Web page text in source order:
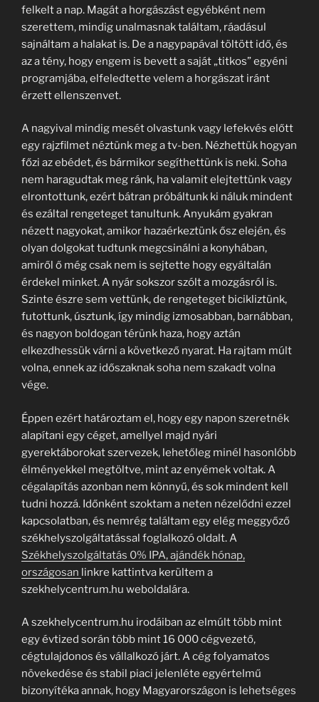
felkelt a nap. Magát a horgászást egyébként nem
szerettem, mindig unalmasnak találtam, ráadásul
sajnáltam a halakat is. De a nagypapával töltött idő, és
az a tény, hogy engem is bevett a saját „titkos” egyéni
programjába, elfeledtette velem a horgászat iránt
érzett ellenszenvet.
A nagyival mindig mesét olvastunk vagy lefekvés előtt
egy rajzfilmet néztünk meg a tv-ben. Nézhettük hogyan
főzi az ebédet, és bármikor segíthettünk is neki. Soha
nem haragudtak meg ránk, ha valamit elejtettünk vagy
elrontottunk, ezért bátran próbáltunk ki náluk mindent
és ezáltal rengeteget tanultunk. Anyukám gyakran
nézett nagyokat, amikor hazaérkeztünk ősz elején, és
olyan dolgokat tudtunk megcsinálni a konyhában,
amiről ő még csak nem is sejtette hogy egyáltalán
érdekel minket. A nyár sokszor szólt a mozgásról is.
Szinte észre sem vettünk, de rengeteget bicikliztünk,
futottunk, úsztunk, így mindig izmosabban, barnábban,
és nagyon boldogan térünk haza, hogy aztán
elkezdhessük várni a következő nyarat. Ha rajtam múlt
volna, ennek az időszaknak soha nem szakadt volna
vége.
Éppen ezért határoztam el, hogy egy napon szeretnék
alapítani egy céget, amellyel majd nyári
gyerektáborokat szervezek, lehetőleg minél hasonlóbb
élményekkel megtöltve, mint az enyémek voltak. A
cégalapítás azonban nem könnyű, és sok mindent kell
tudni hozzá. Időnként szoktam a neten nézelődni ezzel
kapcsolatban, és nemrég találtam egy elég meggyőző
székhelyszolgáltatással foglalkozó oldalt. A
Székhelyszolgáltatás 0% IPA, ajándék hónap,
országosan linkre kattintva kerültem a
szekhelycentrum.hu weboldalára.
A szekhelycentrum.hu irodáiban az elmúlt több mint
egy évtized során több mint 16 000 cégvezető,
cégtulajdonos és vállalkozó járt. A cég folyamatos
növekedése és stabil piaci jelenléte egyértelmű
bizonyítéka annak, hogy Magyarországon is lehetséges